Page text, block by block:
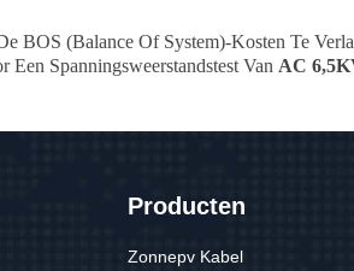
BOS (Balance Of System)-Kosten Te
Spanningsweerstandstest Van AC
Producten
Zonnepv Kabel